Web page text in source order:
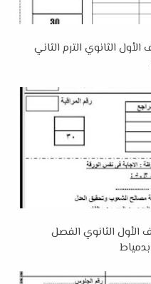
الثانوي الترم الثاني
الأول الثانوي الفصل